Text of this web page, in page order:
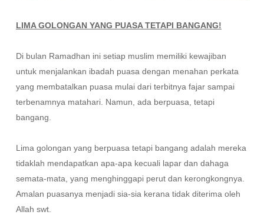
LIMA GOLONGAN YANG PUASA TETAPI BANGANG!
Di bulan Ramadhan ini setiap muslim memiliki kewajiban
untuk menjalankan ibadah puasa dengan menahan perkata
yang membatalkan puasa mulai dari terbitnya fajar sampai
terbenamnya matahari. Namun, ada berpuasa, tetapi
bangang.
Lima golongan yang berpuasa tetapi bangang adalah mereka
tidaklah mendapatkan apa-apa kecuali lapar dan dahaga
semata-mata, yang menghinggapi perut dan kerongkongnya.
Amalan puasanya menjadi sia-sia kerana tidak diterima oleh
Allah swt.